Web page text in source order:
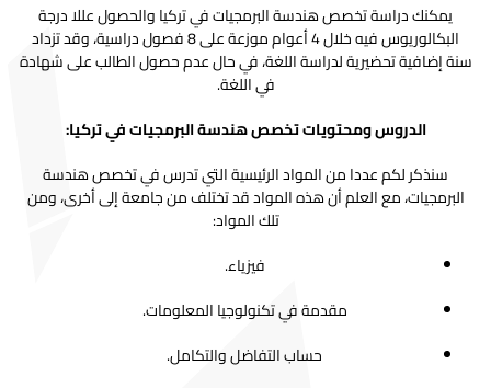
يمكنك دراسة تخصص هندسة البرمجيات في تركيا والحصول عللا درجة
البكالوريوس فيه خلال 4 أعوام موزعة على 8 فصول دراسية، وقد تزداد
سنة إضافية تحضيرية لدراسة اللغة، في حال عدم حصول الطالب على شهادة
في اللغة.
الدروس ومحتويات تخصص هندسة البرمجيات في تركيا:
سنذكر لكم عددا من المواد الرئيسية التي تدرس في تخصص هندسة
البرمجيات، مع العلم أن هذه المواد قد تختلف من جامعة إلى أخرى، ومن
تلك المواد:
فيزياء.
مقدمة في تكنولوجيا المعلومات.
حساب التفاضل والتكامل.